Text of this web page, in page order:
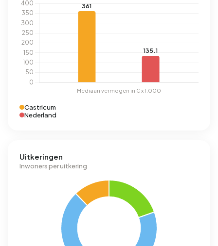
Castricum
Nederland
Uitkeringen
Inwoners per uitkering